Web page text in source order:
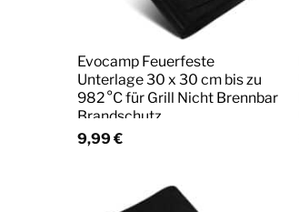
Evocamp Feuerfeste
Unterlage 30 x 30 cm bis zu
982 °C für Grill Nicht Brennbar
Brandschutz
9,99 €